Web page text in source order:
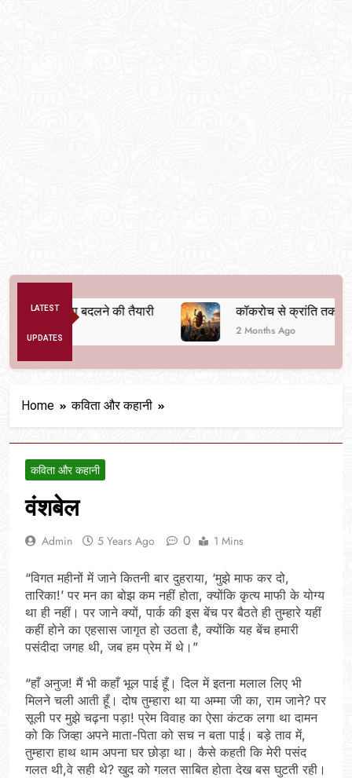
LATEST
UPDATES
व्यवस्था बदलने की तैयारी कॉकरोच से क्रांति तक
2 Months Ago
Home कविता और कहानी
कविता और कहानी
वंशबेल
Admin 5 Years Ago 0 1 Mins
“विगत महीनों में जाने कितनी बार दुहराया, ‘मुझे माफ कर दो,
तारिका!’ पर मन का बोझ कम नहीं होता, क्योंकि कृत्य माफी के योग्य
था ही नहीं। पर जाने क्यों, पार्क की इस बेंच पर बैठते ही तुम्हारे यहीं
कहीं होने का एहसास जागृत हो उठता है, क्योंकि यह बेंच हमारी
पसंदीदा जगह थी, जब हम प्रेम में थे।”
“हाँ अनुज! मैं भी कहाँ भूल पाई हूँ। दिल में इतना मलाल लिए भी
मिलने चली आती हूँ। दोष तुम्हारा था या अम्मा जी का, राम जाने? पर
सूली पर मुझे चढ़ना पड़ा! प्रेम विवाह का ऐसा कंटक लगा था दामन
को कि जिव्हा अपने माता-पिता को सच न बता पाई। बड़े ताव में,
तुम्हारा हाथ थाम अपना घर छोड़ा था। कैसे कहती कि मेरी पसंद
गलत थी,वे सही थे? खुद को गलत साबित होता देख बस घुटती रही।